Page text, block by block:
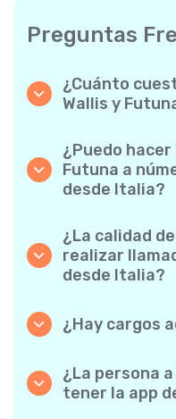
Preguntas
¿Cuánto
Wallis y
para llamadas a
consulta las
sin cargos
¿Puedo hacer
Futuna a
desde Italia?
móviles como a
con facilidad.
¿La calidad
realizar
desde Italia?
conversaciones
¿Hay cargos
minuto
ni suscripciones
cargos de
¿La persona
tener la app